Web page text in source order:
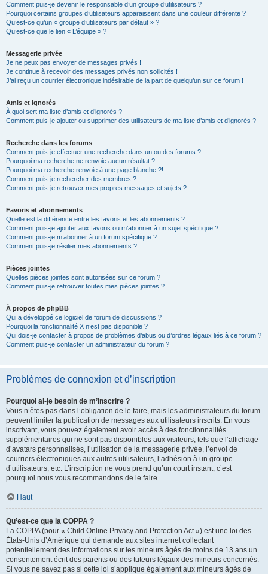
Comment puis-je devenir le responsable d’un groupe d’utilisateurs ?
Pourquoi certains groupes d’utilisateurs apparaissent dans une couleur différente ?
Qu’est-ce qu’un « groupe d’utilisateurs par défaut » ?
Qu’est-ce que le lien « L’équipe » ?
Messagerie privée
Je ne peux pas envoyer de messages privés !
Je continue à recevoir des messages privés non sollicités !
J’ai reçu un courrier électronique indésirable de la part de quelqu’un sur ce forum !
Amis et ignorés
À quoi sert ma liste d’amis et d’ignorés ?
Comment puis-je ajouter ou supprimer des utilisateurs de ma liste d’amis et d’ignorés ?
Recherche dans les forums
Comment puis-je effectuer une recherche dans un ou des forums ?
Pourquoi ma recherche ne renvoie aucun résultat ?
Pourquoi ma recherche renvoie à une page blanche ?!
Comment puis-je rechercher des membres ?
Comment puis-je retrouver mes propres messages et sujets ?
Favoris et abonnements
Quelle est la différence entre les favoris et les abonnements ?
Comment puis-je ajouter aux favoris ou m’abonner à un sujet spécifique ?
Comment puis-je m’abonner à un forum spécifique ?
Comment puis-je résilier mes abonnements ?
Pièces jointes
Quelles pièces jointes sont autorisées sur ce forum ?
Comment puis-je retrouver toutes mes pièces jointes ?
À propos de phpBB
Qui a développé ce logiciel de forum de discussions ?
Pourquoi la fonctionnalité X n’est pas disponible ?
Qui dois-je contacter à propos de problèmes d’abus ou d’ordres légaux liés à ce forum ?
Comment puis-je contacter un administrateur du forum ?
Problèmes de connexion et d’inscription
Pourquoi ai-je besoin de m’inscrire ?
Vous n’êtes pas dans l’obligation de le faire, mais les administrateurs du forum
peuvent limiter la publication de messages aux utilisateurs inscrits. En vous
inscrivant, vous pouvez également avoir accès à des fonctionnalités
supplémentaires qui ne sont pas disponibles aux visiteurs, tels que l’affichage
d’avatars personnalisés, l’utilisation de la messagerie privée, l’envoi de
courriers électroniques aux autres utilisateurs, l’adhésion à un groupe
d’utilisateurs, etc. L’inscription ne vous prend qu’un court instant, c’est
pourquoi nous vous recommandons de le faire.
Haut
Qu’est-ce que la COPPA ?
La COPPA (pour « Child Online Privacy and Protection Act ») est une loi des
États-Unis d’Amérique qui demande aux sites internet collectant
potentiellement des informations sur les mineurs âgés de moins de 13 ans un
consentement écrit des parents ou des tuteurs légaux des mineurs concernés.
Si vous ne savez pas si cette loi s’applique également aux mineurs âgés de